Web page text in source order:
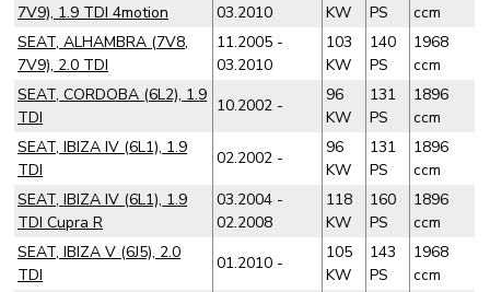
7V9), 1.9 TDI 4motion
03.2010
KW
PS
ccm
SEAT, ALHAMBRA (7V8,
7V9), 2.0 TDI
11.2005 -
03.2010
103
KW
140
PS
1968
ccm
SEAT, CORDOBA (6L2), 1.9
TDI
10.2002 -
96
KW
131
PS
1896
ccm
SEAT, IBIZA IV (6L1), 1.9
TDI
02.2002 -
96
KW
131
PS
1896
ccm
SEAT, IBIZA IV (6L1), 1.9
TDI Cupra R
03.2004 -
02.2008
118
KW
160
PS
1896
ccm
SEAT, IBIZA V (6J5), 2.0
TDI
01.2010 -
105
KW
143
PS
1968
ccm